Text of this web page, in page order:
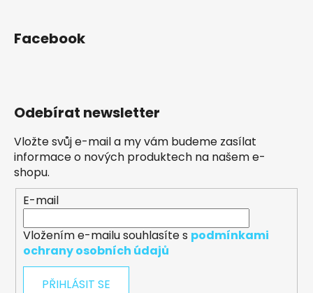
Facebook
Odebírat newsletter
Vložte svůj e-mail a my vám budeme zasílat
informace o nových produktech na našem e-
shopu.
E-mail
Vložením e-mailu souhlasíte s podmínkami
ochrany osobních údajů
PŘIHLÁSIT SE